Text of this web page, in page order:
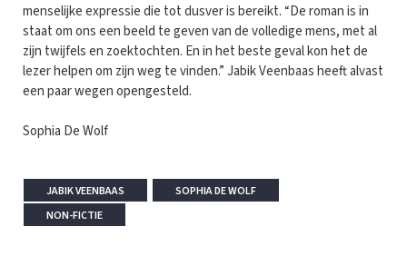
menselijke expressie die tot dusver is bereikt. “De roman is in
staat om ons een beeld te geven van de volledige mens, met al
zijn twijfels en zoektochten. En in het beste geval kon het de
lezer helpen om zijn weg te vinden.” Jabik Veenbaas heeft alvast
een paar wegen opengesteld.
Sophia De Wolf
JABIK VEENBAAS
SOPHIA DE WOLF
NON-FICTIE